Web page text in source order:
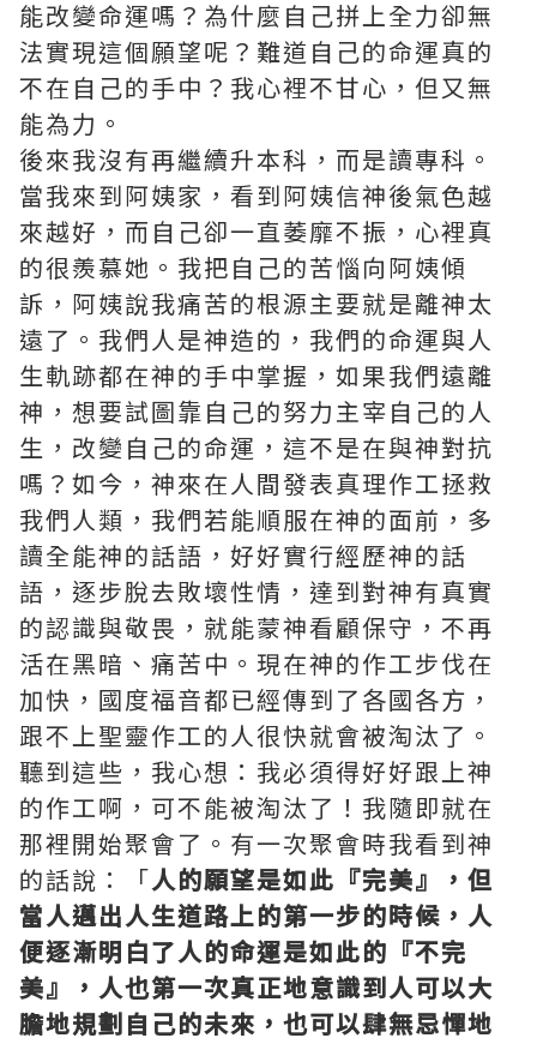
能改變命運嗎？為什麼自己拼上全力卻無
法實現這個願望呢？難道自己的命運真的
不在自己的手中？我心裡不甘心，但又無
能為力。
後來我沒有再繼續升本科，而是讀專科。
當我來到阿姨家，看到阿姨信神後氣色越
來越好，而自己卻一直萎靡不振，心裡真
的很羨慕她。我把自己的苦惱向阿姨傾
訴，阿姨說我痛苦的根源主要就是離神太
遠了。我們人是神造的，我們的命運與人
生軌跡都在神的手中掌握，如果我們遠離
神，想要試圖靠自己的努力主宰自己的人
生，改變自己的命運，這不是在與神對抗
嗎？如今，神來在人間發表真理作工拯救
我們人類，我們若能順服在神的面前，多
讀全能神的話語，好好實行經歷神的話
語，逐步脫去敗壞性情，達到對神有真實
的認識與敬畏，就能蒙神看顧保守，不再
活在黑暗、痛苦中。現在神的作工步伐在
加快，國度福音都已經傳到了各國各方，
跟不上聖靈作工的人很快就會被淘汰了。
聽到這些，我心想：我必須得好好跟上神
的作工啊，可不能被淘汰了！我隨即就在
那裡開始聚會了。有一次聚會時我看到神
的話說：「人的願望是如此『完美』，但
當人邁出人生道路上的第一步的時候，人
便逐漸明白了人的命運是如此的『不完
美』，人也第一次真正地意識到人可以大
膽地規劃自己的未來，也可以肆無忌憚地